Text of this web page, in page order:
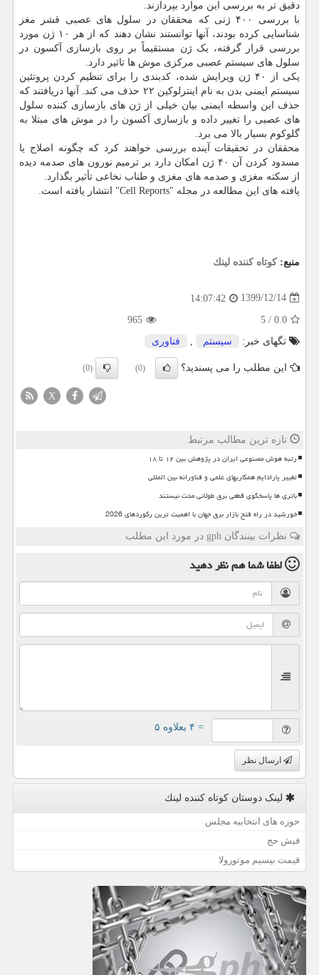
دقیق تر به بررسی این موارد بپردازند.
با بررسی ۴۰۰ ژنی که محققان در سلول های عصبی قشر مغز
شناسایی کرده بودند، آنها توانستند نشان دهند که از هر ۱۰ ژن مورد
بررسی قرار گرفته، یک ژن مستقیماً بر روی بازسازی آکسون در
سلول های سیستم عصبی مرکزی موش ها تاثیر دارد.
یکی از ۴۰ ژن ویرایش شده، کدبندی را برای تنظیم کردن پروتئین
سیستم ایمنی بدن به نام اینترلوکین ۲۲ حذف می کند. آنها دریافتند که
حذف این واسطه ایمنی بیان خیلی از ژن های بازسازی کننده سلول
های عصبی را تغییر داده و بازسازی آکسون را در موش های مبتلا به
گلوکوم بسیار بالا می برد.
محققان در تحقیقات آینده بررسی خواهند کرد که چگونه اصلاح یا
مسدود کردن آن ۴۰ ژن امکان دارد بر ترمیم نورون های صدمه دیده
از سکته مغزی و صدمه های مغزی و طناب نخاعی تأثیر بگذارد.
یافته های این مطالعه در مجله "Cell Reports" انتشار یافته است.
منبع: كوتاه كننده لینك
1399/12/14
14:07:42
0.0
/
5
965
تگهای خبر:
سیستم فناوری
این مطلب را می پسندید؟ (0)
(0)
X
تازه ترین مطالب مرتبط
رتبه هوش مصنوعی ایران در پژوهش بین ۱۲ تا ۱۸
تغییر پارادایم همکاریهای علمی و فناورانه بین المللی
باتری ها پاسخگوی قطعی برق طولانی مدت نیستند
خورشید در راه فتح بازار برق جهان با اهمیت ترین رکوردهای 2026
نظرات بینندگان gph در مورد این مطلب
لطفا شما همنظر دهید
= ۴ بعلاوه ۵
ارسال نظر
لینک دوستان كوتاه كننده لینك
حوزه های انتخابیه مجلس
فیش حج
قیمت بیسیم موتورولا